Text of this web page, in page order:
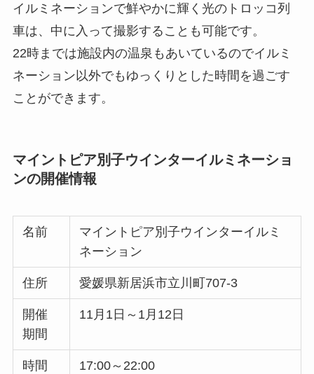
イルミネーションで鮮やかに輝く光のトロッコ列
車は、中に入って撮影することも可能です。
22時までは施設内の温泉もあいているのでイルミ
ネーション以外でもゆっくりとした時間を過ごす
ことができます。
マイントピア別子ウインターイルミネーショ
ンの開催情報
名前
マイントピア別子ウインターイルミ
ネーション
住所 愛媛県新居浜市立川町707-3
開催
期間
11月1日～1月12日
時間 17:00～22:00